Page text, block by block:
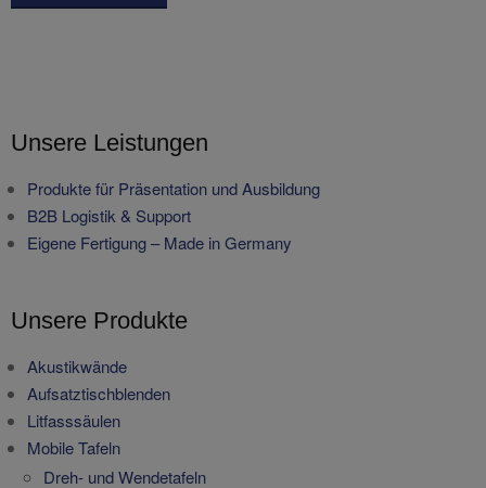
Unsere Leistungen
Produkte für Präsentation und Ausbildung
B2B Logistik & Support
Eigene Fertigung – Made in Germany
Unsere Produkte
Akustikwände
Aufsatztischblenden
Litfasssäulen
Mobile Tafeln
Dreh- und Wendetafeln